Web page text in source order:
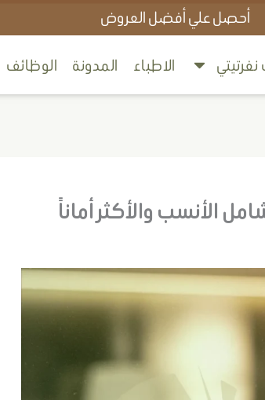
أحصل علي أفضل العروض
اﻻﻃﺒﺎء اﻟﻤﺪوﻧﺔ الوظائف
الأنسب والأكثر أماناً